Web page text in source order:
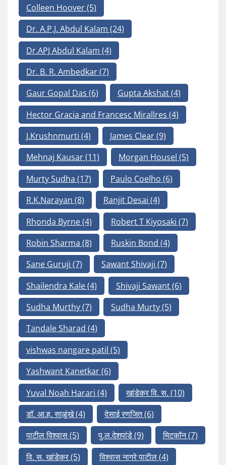
Colleen Hoover(5)
Dr. A.P.J. Abdul Kalam (24)
Dr.APJ Abdul Kalam (4)
Dr. B. R. Ambedkar(7)
Gaur Gopal Das (6) Gupta Akshat(4)
Hector Gracia and Francesc Mirallres (4)
J.Krushnmurti (4) James Clear(9)
Mehnaj Kausar(11) Morgan Housel (5)
Murty Sudha (17) Paulo Coelho (6)
R.K.Narayan (8) Ranjit Desai (4)
Rhonda Byrne(4) Robert T Kiyosaki (7)
Robin Sharma (8) Ruskin Bond (4)
Sane Guruji (7) Sawant Shivaji (7)
Shailendra Kale(4) Shivaji Sawant(6)
Sudha Murthy(7) Sudha Murty(5)
Tandale Sharad (4)
vishwas nangare patil (5)
Yashwant Kanetkar(6)
Yuval Noah Harari (4) खांडेकर वि. स. (10)
डॉ. आ.ह. साळुंखे(4) देसाई रणजित(6)
पाटील विश्वास(5) पु.ल.देशपांडे(9) मिटकॉन(7)
वि. स. खांडेकर(5) विश्वास नागरे पाटील(4)